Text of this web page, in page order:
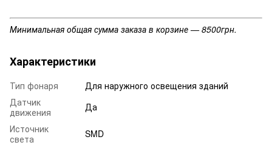
Минимальная общая сумма заказа в корзине — 8500грн.
Характеристики
Тип фонаря
Для наружного освещения зданий
Датчик
движения
Да
Источник
света
SMD